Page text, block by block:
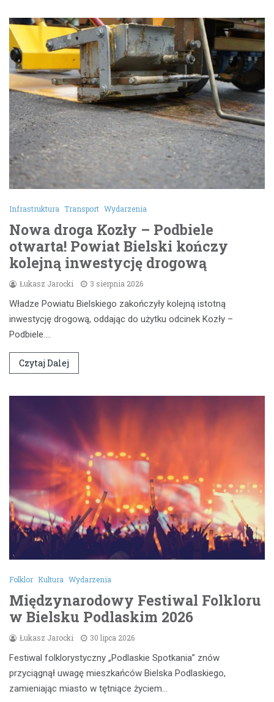
Infrastruktura Transport Wydarzenia
Nowa droga Kozły – Podbiele
otwarta! Powiat Bielski kończy
kolejną inwestycję drogową
Łukasz Jarocki 3 sierpnia 2026
Władze Powiatu Bielskiego zakończyły kolejną istotną
inwestycję drogową, oddając do użytku odcinek Kozły –
Podbiele.…
Czytaj Dalej
Folklor Kultura Wydarzenia
Międzynarodowy Festiwal Folkloru
w Bielsku Podlaskim 2026
Łukasz Jarocki 30 lipca 2026
Festiwal folklorystyczny „Podlaskie Spotkania” znów
przyciągnął uwagę mieszkańców Bielska Podlaskiego,
zamieniając miasto w tętniące życiem…